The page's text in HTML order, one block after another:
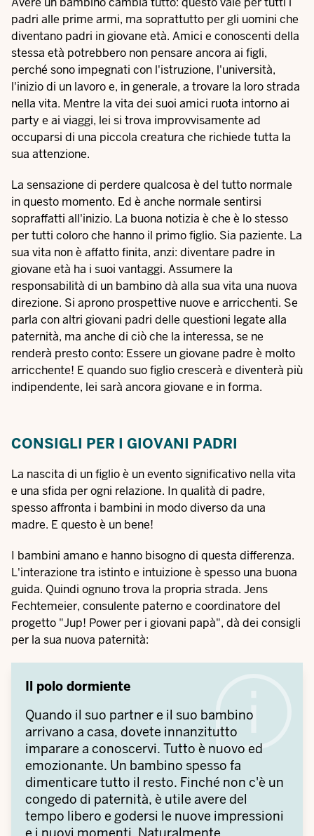
padri alle prime armi, ma soprattutto per gli uomini che
diventano padri in giovane età. Amici e conoscenti della
stessa età potrebbero non pensare ancora ai figli,
perché sono impegnati con l'istruzione, l'università,
l'inizio di un lavoro e, in generale, a trovare la loro strada
nella vita. Mentre la vita dei suoi amici ruota intorno ai
party e ai viaggi, lei si trova improvvisamente ad
occuparsi di una piccola creatura che richiede tutta la
sua attenzione.
La sensazione di perdere qualcosa è del tutto normale
in questo momento. Ed è anche normale sentirsi
sopraffatti all'inizio. La buona notizia è che è lo stesso
per tutti coloro che hanno il primo figlio. Sia paziente. La
sua vita non è affatto finita, anzi: diventare padre in
giovane età ha i suoi vantaggi. Assumere la
responsabilità di un bambino dà alla sua vita una nuova
direzione. Si aprono prospettive nuove e arricchenti. Se
parla con altri giovani padri delle questioni legate alla
paternità, ma anche di ciò che la interessa, se ne
renderà presto conto: Essere un giovane padre è molto
arricchente! E quando suo figlio crescerà e diventerà più
indipendente, lei sarà ancora giovane e in forma.
CONSIGLI PER I GIOVANI PADRI
La nascita di un figlio è un evento significativo nella vita
e una sfida per ogni relazione. In qualità di padre,
spesso affronta i bambini in modo diverso da una
madre. E questo è un bene!
I bambini amano e hanno bisogno di questa differenza.
L'interazione tra istinto e intuizione è spesso una buona
guida. Quindi ognuno trova la propria strada. Jens
Fechtemeier, consulente paterno e coordinatore del
progetto "Jup! Power per i giovani papà", dà dei consigli
per la sua nuova paternità:
Il polo dormiente
Quando il suo partner e il suo bambino
arrivano a casa, dovete innanzitutto
imparare a conoscervi. Tutto è nuovo ed
emozionante. Un bambino spesso fa
dimenticare tutto il resto. Finché non c'è un
congedo di paternità, è utile avere del
tempo libero e godersi le nuove impressioni